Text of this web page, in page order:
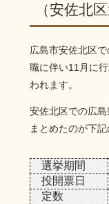
（安佐北
広島市安佐北区
職に伴い11月に
われます。
安佐北区での広
まとめたのが下記
選挙期間
投開票日
定数